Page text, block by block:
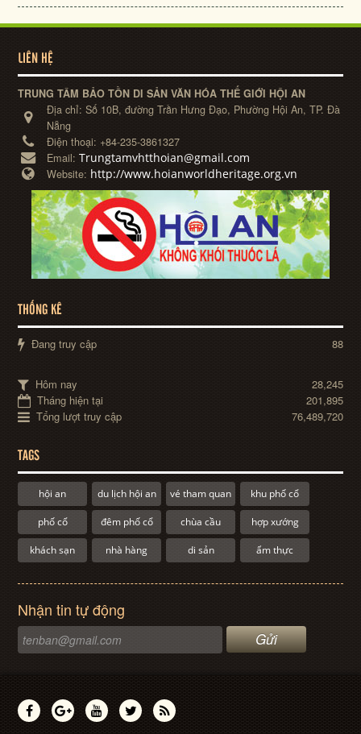
LIÊN HỆ
TRUNG TÂM BẢO TỒN DI SẢN VĂN HÓA THẾ GIỚI HỘI AN
Địa chỉ:Số 10B, đường Trần Hưng Đạo, Phường Hội An, TP. Đà
Nẵng
Điện thoại: +84-235-3861327
Email:Trungtamvhtthoian@gmail.com
Website: http://www.hoianworldheritage.org.vn
THỐNG KÊ
Đang truy cập 88
Hôm nay
28,245
Tháng hiện tại
201,895
Tổng lượt truy cập
76,489,720
TAGS
hội an du lịch hội an vé tham quan khu phố cổ
phố cổ đêm phố cổ chùa cầu hợp xướng
khách sạn nhà hàng di sản ẩm thực
Nhận tin tự động